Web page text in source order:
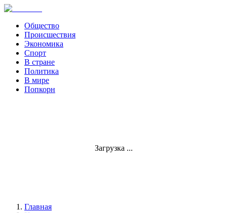
Общество
Происшествия
Экономика
Спорт
В стране
Политика
В мире
Попкорн
Загрузка ...
Главная